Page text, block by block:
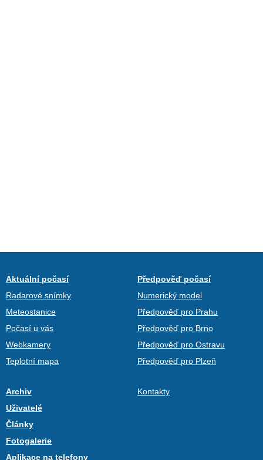
Aktuální počasí
Radarové snímky
Meteostanice
Počasí u vás
Webkamery
Teplotní mapa
Předpověď počasí
Numerický model
Předpověď pro Prahu
Předpověď pro Brno
Předpověď pro Ostravu
Předpověď pro Plzeň
Archiv
Uživatelé
Články
Fotogalerie
Aplikace na telefony
Kontakty